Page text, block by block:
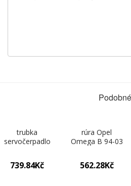
trubka
servočerpadlo
739.84Kč
rúra Opel
Omega B 94-03
562.28Kč